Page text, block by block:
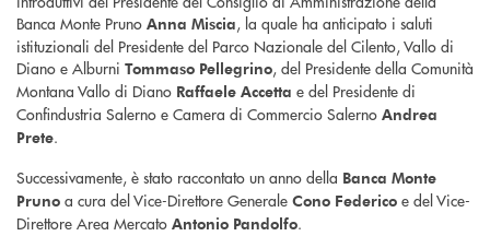
Banca Monte Pruno Anna Miscia, la quale ha anticipato i saluti
istituzionali del Presidente del Parco Nazionale del Cilento, Vallo di
Diano e Alburni Tommaso Pellegrino, del Presidente della Comunità
Montana Vallo di Diano Raffaele Accetta e del Presidente di
Confindustria Salerno e Camera di Commercio Salerno Andrea
Prete.
Successivamente, è stato raccontato un anno della Banca Monte
Pruno a cura del Vice-Direttore Generale Cono Federico e del Vice-
Direttore Area Mercato Antonio Pandolfo.